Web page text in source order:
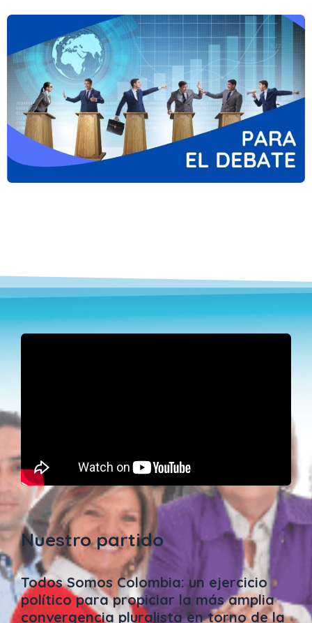
Nuestro partido
Todos Somos Colombia: un ejercicio
político para propiciar la más amplia
convergencia pluralista en torno de la